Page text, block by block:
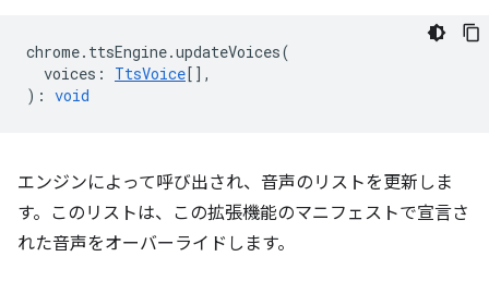
chrome. ttsEngine.updateVoices(
voices : TtsVoice[],
) : void
エンジンによって呼び出され、音声のリストを更新しま
す。このリストは、この拡張機能のマニフェストで宣言さ
れた音声をオーバーライドします。